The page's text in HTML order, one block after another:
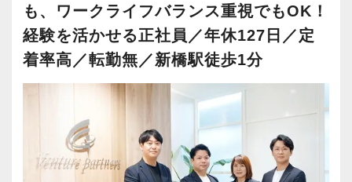
【こんな方にぴったり】
・会計や経理の経験がある方はもちろん大歓
迎！
・未経験だけど、会計のお仕事にチャレンジし
・コツコツ作業が好きな方
・勉強時間を確保しながら働きたい方
も、ワークライフバランス重視でもOK！
経験を活かせる正社員／年休127日／定
着率高／転勤無／新橋駅徒歩1分